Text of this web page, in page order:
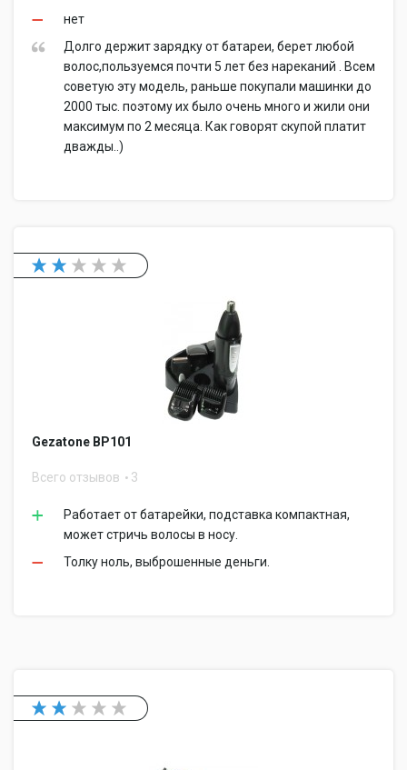
нет
Долго держит зарядку от батареи, берет любой
волос,пользуемся почти 5 лет без нареканий . Всем
советую эту модель, раньше покупали машинки до
2000 тыс. поэтому их было очень много и жили они
максимум по 2 месяца. Как говорят скупой платит
дважды..)
Gezatone BP101
Всего отзывов 3
Работает от батарейки, подставка компактная,
может стричь волосы в носу.
Толку ноль, выброшенные деньги.